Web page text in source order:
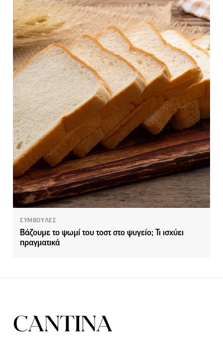
ΣΥΜΒΟΥΛΕΣ
Βάζουμε το ψωμί του τοστ στο ψυγείο; Τι ισχύει
πραγματικά